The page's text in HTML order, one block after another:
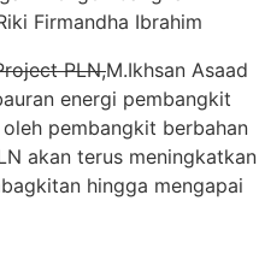
Firmandha Ibrahim
PLN,M.Ikhsan Asaad
energi pembangkit
pembangkit berbahan
akan terus meningkatkan
hingga mengapai